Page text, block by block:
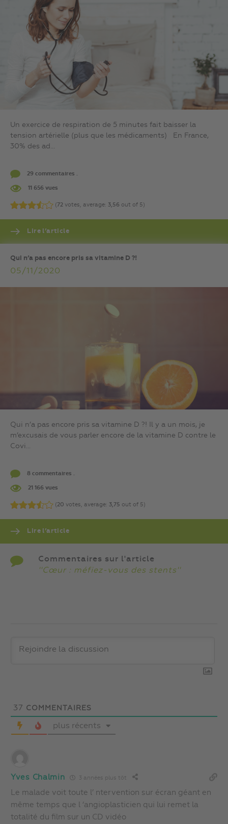
Un exercice de respiration de 5 minutes fait baisser la
tension artérielle (plus que les médicaments) En France,
30% des ad...
29 commentaires .
11 656 vues
(72 votes, average: 3,56 out of 5)
Lire l’article
Qui n’a pas encore pris sa vitamine D ?!
05/11/2020
Qui n’a pas encore pris sa vitamine D ?! Il y a un mois, je
m’excusais de vous parler encore de la vitamine D contre le
Covi...
8 commentaires .
21 166 vues
(20 votes, average: 3,75 out of 5)
Lire l’article
Commentaires sur l'article
''Cœur : méfiez-vous des stents''
37 COMMENTAIRES
plus récents
Yves Chalmin 3 années plus tôt
Le malade voit toute l’ ntervention sur écran géant en
même temps que l ‘angioplasticien qui lui remet la
totalité du film sur un CD vidéo